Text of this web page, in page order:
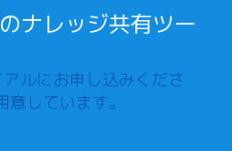
ナレッジ共有ツー
ルにお申し込みくださ
しています。